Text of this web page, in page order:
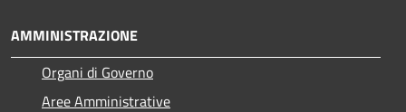
AMMINISTRAZIONE
Organi di Governo
Aree Amministrative